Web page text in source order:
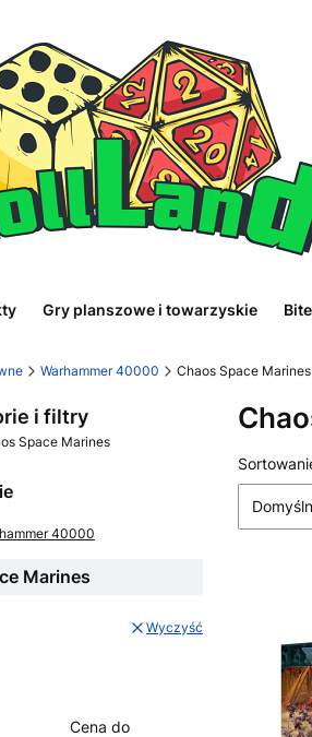
Gry planszowe i towarzyskie
Warhammer 40000 Chaos Space Marines
i filtry
Space Marines
40000
Marines
Wyczyść
Cena do
Lista